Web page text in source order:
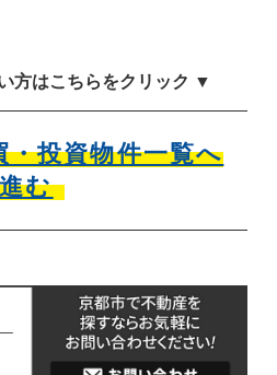
方はこちらをクリック ▼
・投資物件一覧へ
進む